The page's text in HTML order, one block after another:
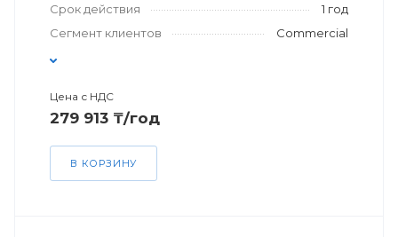
Срок действия
1 год
Сегмент клиентов
Commercial
Цена с НДС
279 913 ₸/год
В КОРЗИНУ